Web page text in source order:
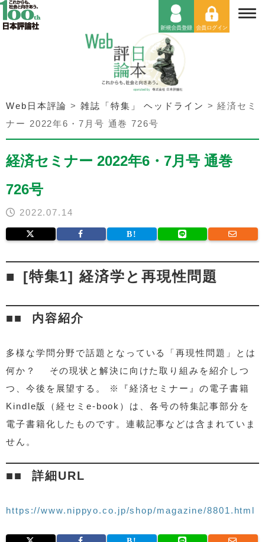
Web日本評論 >雑誌「特集」 ヘッドライン >経済セミ
ナー 2022年6・7月号 通巻 726号
経済セミナー 2022年6・7月号 通巻
726号
2022.07.14
[特集1] 経済学と再現性問題
内容紹介
多様な学問分野で話題となっている「再現性問題」とは
何か？ その現状と解決に向けた取り組みを紹介しつ
つ、今後を展望する。 ※『経済セミナー』の電子書籍
Kindle版（経セミe-book）は、各号の特集記事部分を
電子書籍化したものです。連載記事などは含まれていま
せん。
詳細URL
https://www.nippyo.co.jp/shop/magazine/8801.html